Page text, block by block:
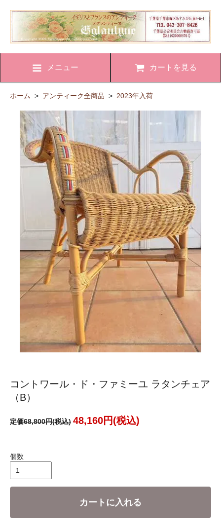
メニュー カートを見る
ホーム > アンティーク全商品 > 2023年入荷
コントワール・ド・ファミーユ ラタンチェア
（B）
定価68,800円(税込) 48,160円(税込)
個数
カートに入れる